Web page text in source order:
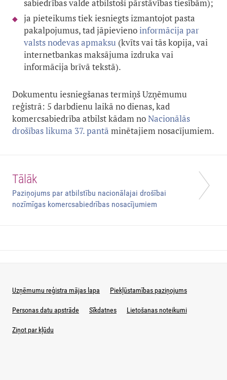
sabiedrības valde atbilstoši pārstāvības tiesībām);
ja pieteikums tiek iesniegts izmantojot pasta
pakalpojumus, tad jāpievienoinformācija par
valsts nodevas apmaksu (kvīts vai tās kopija, vai
internetbankas maksājuma izdruka vai
informācija brīvā tekstā).
Dokumentu iesniegšanas termiņš Uzņēmumu
reģistrā: 5 darbdienu laikā no dienas, kad
komercsabiedrība atbilst kādam noNacionālās
drošības likuma 37. pantā minētajiem nosacījumiem.
Tālāk
Paziņojums par atbilstību nacionālajai drošībai
nozīmīgas komercsabiedrības nosacījumiem
Uzņēmumu reģistra mājas lapa Piekļūstamības paziņojums
Personas datu apstrāde Sīkdatnes Lietošanas noteikumi
Ziņot par kļūdu